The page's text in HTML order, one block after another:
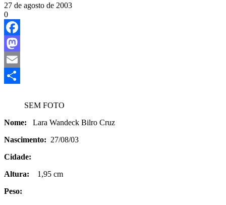
27 de agosto de 2003
0
Facebook
Mastodon
Email
SEM FOTO
Nome: Lara Wandeck Bilro Cruz
Nascimento: 27/08/03
Cidade:
Altura: 1,95 cm
Peso: